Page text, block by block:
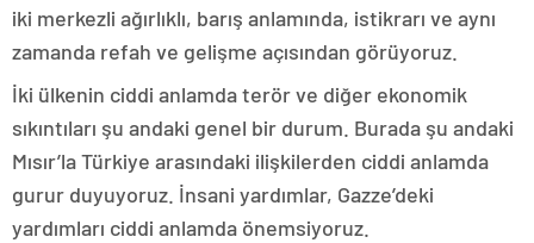
iki merkezli ağırlıklı, barış anlamında, istikrarı ve aynı
zamanda refah ve gelişme açısından görüyoruz.
İki ülkenin ciddi anlamda terör ve diğer ekonomik
sıkıntıları şu andaki genel bir durum. Burada şu andaki
Mısır’la Türkiye arasındaki ilişkilerden ciddi anlamda
gurur duyuyoruz. İnsani yardımlar, Gazze’deki
yardımları ciddi anlamda önemsiyoruz.